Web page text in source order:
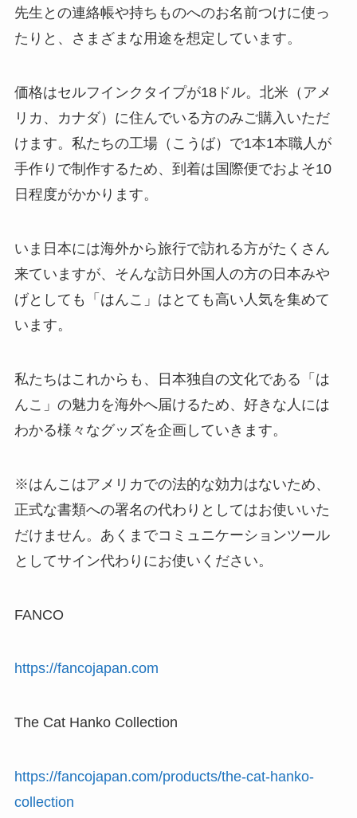
先生との連絡帳や持ちものへのお名前つけに使っ
たりと、さまざまな用途を想定しています。
価格はセルフインクタイプが18ドル。北米（アメ
リカ、カナダ）に住んでいる方のみご購入いただ
けます。私たちの工場（こうば）で1本1本職人が
手作りで制作するため、到着は国際便でおよそ10
日程度がかかります。
いま日本には海外から旅行で訪れる方がたくさん
来ていますが、そんな訪日外国人の方の日本みや
げとしても「はんこ」はとても高い人気を集めて
います。
私たちはこれからも、日本独自の文化である「は
んこ」の魅力を海外へ届けるため、好きな人には
わかる様々なグッズを企画していきます。
※はんこはアメリカでの法的な効力はないため、
正式な書類への署名の代わりとしてはお使いいた
だけません。あくまでコミュニケーションツール
としてサイン代わりにお使いください。
FANCO
https://fancojapan.com
The Cat Hanko Collection
https://fancojapan.com/products/the-cat-hanko-
collection